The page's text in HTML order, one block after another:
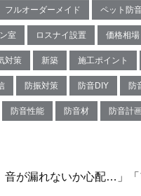
フルオーダーメイド ペット防
室 ロスナイ設置 価格相場
対策 新築 施工ポイント
防振対策 防音DIY 防
防音性能 防音材 防音計
音が漏れないか心配…」